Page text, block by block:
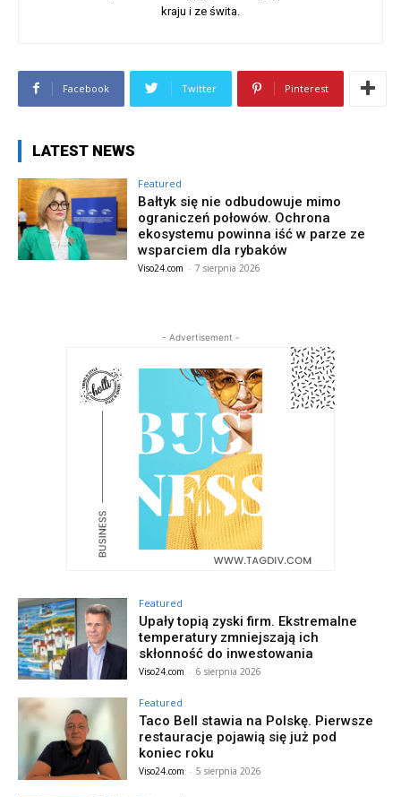
kraju i ze świta.
Facebook Twitter Pinterest
LATEST NEWS
Featured
Bałtyk się nie odbudowuje mimo
ograniczeń połowów. Ochrona
ekosystemu powinna iść w parze ze
wsparciem dla rybaków
Viso24.com - 7 sierpnia 2026
- Advertisement -
Featured
Upały topią zyski firm. Ekstremalne
temperatury zmniejszają ich
skłonność do inwestowania
Viso24.com - 6 sierpnia 2026
Featured
Taco Bell stawia na Polskę. Pierwsze
restauracje pojawią się już pod
koniec roku
Viso24.com - 5 sierpnia 2026